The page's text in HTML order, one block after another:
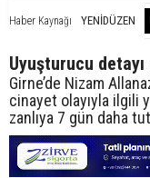
Haber Kaynağı YENİDÜZEN
Uyuşturucu detayı
Girne’de Nizam
cinayet olayıyla ilgili
zanlıya 7 gün daha